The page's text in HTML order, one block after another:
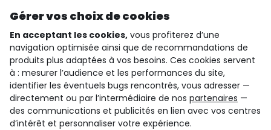
qui sommes-nous ?
besoin d'aide ?
le club fidélité
Gérer vos choix de cookies
En acceptant les cookies, vous profiterez d’une
navigation optimisée ainsi que de recommandations de
produits plus adaptées à vos besoins. Ces cookies servent
à : mesurer l’audience et les performances du site,
identifier les éventuels bugs rencontrés, vous adresser —
directement ou par l’intermédiaire de nos partenaires —
des communications et publicités en lien avec vos centres
d’intérêt et personnaliser votre expérience.